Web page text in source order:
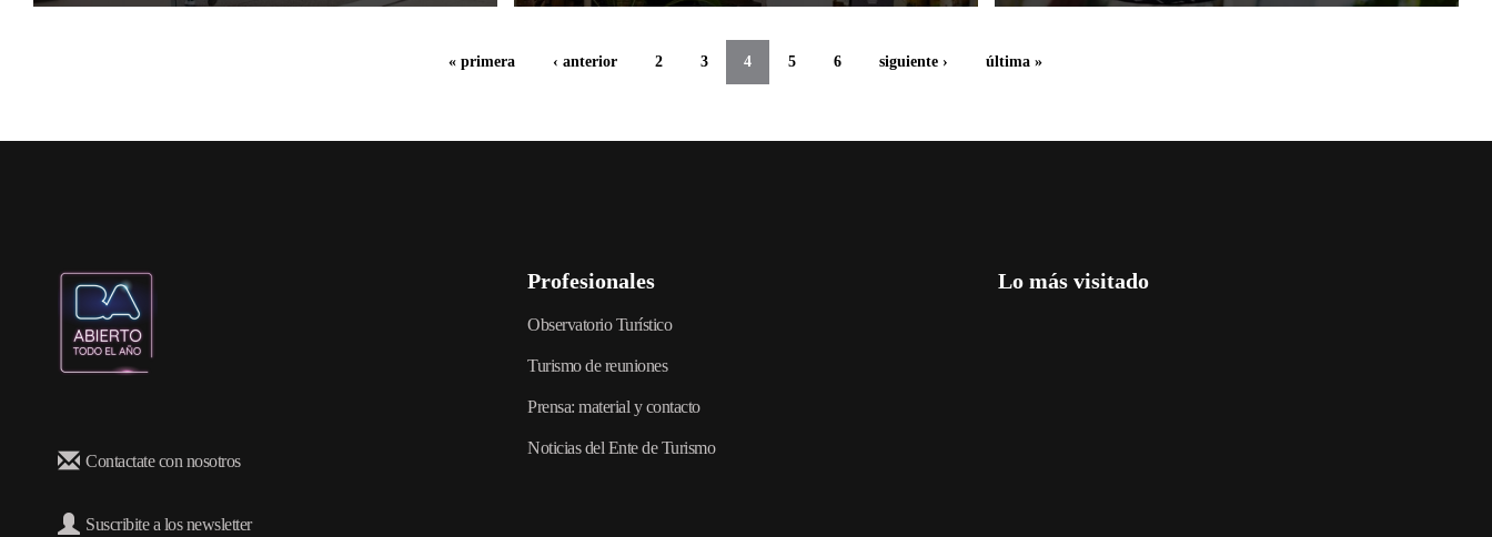
« primera ‹ anterior 2 3 4 5 6 siguiente › última »
Contactate con nosotros
Suscribite a los newsletter
Profesionales
Observatorio Turístico
Turismo de reuniones
Prensa: material y contacto
Noticias del Ente de Turismo
Lo más visitado